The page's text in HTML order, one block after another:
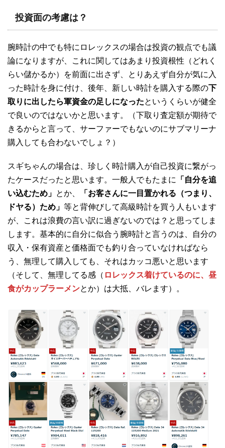
投資面の考慮は？
腕時計の中でも特にロレックスの場合は投資の観点でも議
論になりますが、これに関してはあまり投資根性（どれく
らい儲かるか）を前面に出さず、とりあえず自分が気に入
った時計を身に付け、後年、新しい時計を購入する際の下
取りに出したら軍資金の足しになったというくらいが健全
で良いのではないかと思います。（下取り査定額が期待で
きるからと言って、サーファーでもないのにサブマリーナ
購入しても合わないでしょ？）
スギちゃんの場合は、珍しく時計購入が自己投資に繋がっ
たケースだったと思います。一般人でもたまに
「自分を追
い込むため」 とか、
「お客さんに一目置かれる（つまり、
ドヤる）ため」 等と背伸びして高級時計を買う人もいます
が、これは浪費の言い訳に過ぎないのでは？と思ってしま
します。基本的に自分に似合う腕時計と言うのは、自分の
収入・保有資産と価格面でも釣り合っていなければなら
う、無理して購入しても、それはカッコ悪いと思います
（そして、無理してる感（ ロレックス着けているのに、昼
食がカップラーメンとか）は大抵、バレます）。